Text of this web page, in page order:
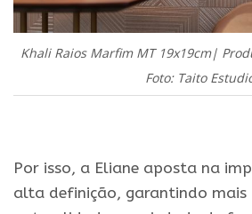
Khali Raios Marfim MT 19x19cm|
Foto: Taito
Por isso, a Eliane aposta na
alta definição, garantindo mais